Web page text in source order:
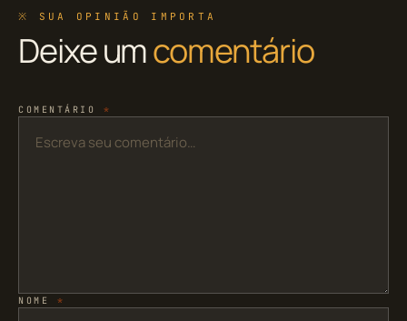
※ SUA OPINIÃO IMPORTA
Deixe umcomentário
COMENTÁRIO *
NOME *